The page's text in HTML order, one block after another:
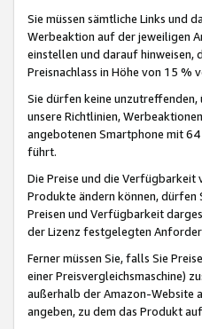
Sie müssen sämtliche Links und
Werbeaktion auf der jeweiligen
einstellen und darauf hinweisen,
Preisnachlass in Höhe von 15 %
Sie dürfen keine
unsere Richtlinien,
angebotenen Smartphone mit
führt.
Die Preise und die
Produkte ändern können, dürfen
Preisen und Verfügbarkeit
der Lizenz festgelegten
Ferner müssen Sie, falls Sie
einer Preisvergleichsmaschine)
außerhalb der Amazon-Website
angeben, zu dem das Produkt